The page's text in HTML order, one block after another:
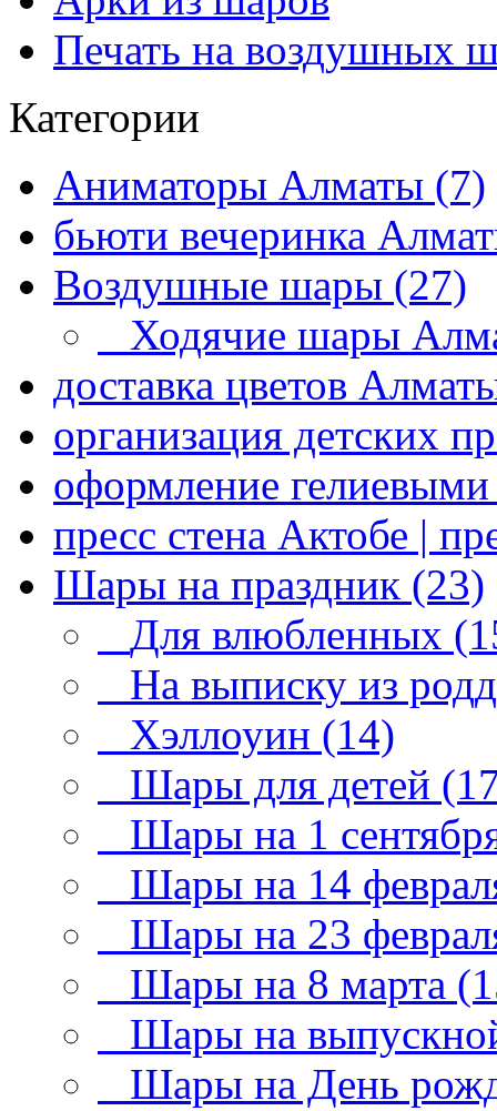
Печать на воздушных
Категории
Аниматоры Алматы (7)
бьюти вечеринка
Воздушные шары (27)
Ходячие шары
доставка цветов
организация детских
оформление
пресс стена Актобе |
Шары на праздник (23)
Для влюбленных
На выписку из
Хэллоуин (14)
Шары для детей
Шары на 1
Шары на 14
Шары на 23
Шары на 8 марта
Шары на
Шары на День